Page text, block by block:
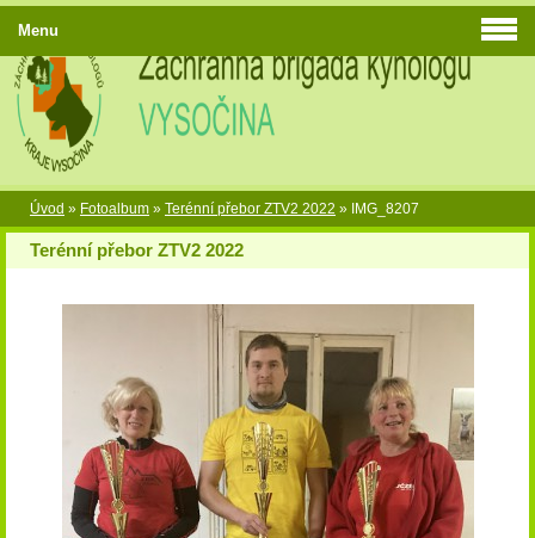
Úvod » Fotoalbum » Terénní přebor ZTV2 2022 » IMG_8207
Terénní přebor ZTV2 2022
Menu